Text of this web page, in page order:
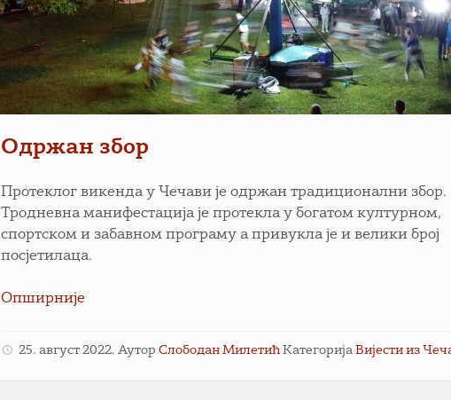
Одржан збор
Протеклог викенда у Чечави је одржан традиционални збор.
Тродневна манифестација је протекла у богатом културном,
спортском и забавном програму а привукла је и велики број
посјетилаца.
Опширније
25. август 2022. АуторСлободан Милетић КатегоријаВијести из